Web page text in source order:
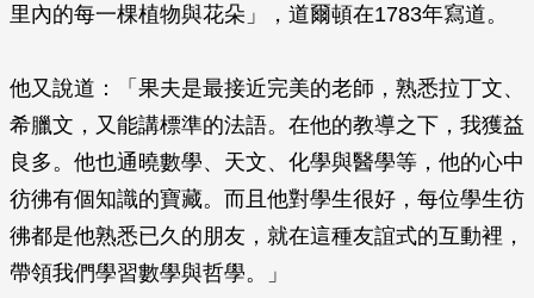
里內的每一棵植物與花朵」，道爾頓在1783年寫道。
他又說道：「果夫是最接近完美的老師，熟悉拉丁文、
希臘文，又能講標準的法語。在他的教導之下，我獲益
良多。他也通曉數學、天文、化學與醫學等，他的心中
彷彿有個知識的寶藏。而且他對學生很好，每位學生彷
彿都是他熟悉已久的朋友，就在這種友誼式的互動裡，
帶領我們學習數學與哲學。」